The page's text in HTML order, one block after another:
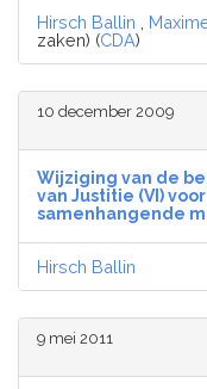
Hirsch Ballin
zaken) (CDA)
10 december 2009
Wijziging van de
van Justitie (VI)
samenhangende
Hirsch Ballin
9 mei 2011